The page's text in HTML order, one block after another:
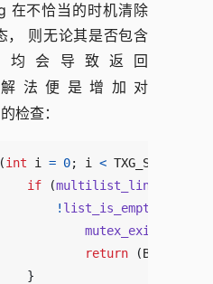
在不恰当的时机清除
则无论其是否包含
均会导致返回
法便是增加对
的检查：
(int i = 0; i < TXG_SIZE
if
(multilist_link_active
! list_is_empty
mutex_exit
return
(B_TRUE
}